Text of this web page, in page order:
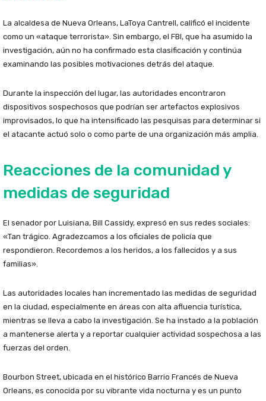
La alcaldesa de Nueva Orleans, LaToya Cantrell, calificó el incidente
como un «ataque terrorista». Sin embargo, el FBI, que ha asumido la
investigación, aún no ha confirmado esta clasificación y continúa
examinando las posibles motivaciones detrás del ataque.
Durante la inspección del lugar, las autoridades encontraron
dispositivos sospechosos que podrían ser artefactos explosivos
improvisados, lo que ha intensificado las pesquisas para determinar si
el atacante actuó solo o como parte de una organización más amplia.
Reacciones de la comunidad y
medidas de seguridad
El senador por Luisiana, Bill Cassidy, expresó en sus redes sociales:
«Tan trágico. Agradezcamos a los oficiales de policía que
respondieron. Recordemos a los heridos, a los fallecidos y a sus
familias».
Las autoridades locales han incrementado las medidas de seguridad
en la ciudad, especialmente en áreas con alta afluencia turística,
mientras se lleva a cabo la investigación. Se ha instado a la población
a mantenerse alerta y a reportar cualquier actividad sospechosa a las
fuerzas del orden.
Bourbon Street, ubicada en el histórico Barrio Francés de Nueva
Orleans, es conocida por su vibrante vida nocturna y es un punto